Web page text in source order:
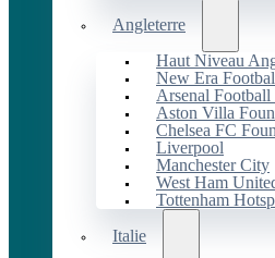
Angleterre
Haut Niveau
New Era
Arsenal
Aston Villa
Chelsea FC
Liverpool
Manchester City
West Ham
Tottenham
Italie